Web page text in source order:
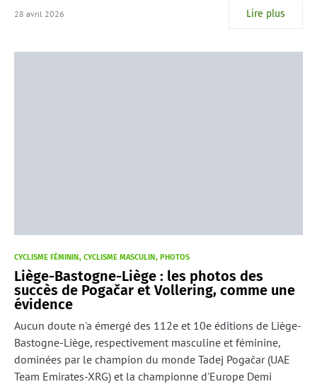
28 avril 2026 Lire plus
CYCLISME FÉMININ CYCLISME MASCULIN PHOTOS
Liège-Bastogne-Liège : les photos des
succès de Pogačar et Vollering, comme une
évidence
Aucun doute n'a émergé des 112e et 10e éditions de Liège-
Bastogne-Liège, respectivement masculine et féminine,
dominées par le champion du monde Tadej Pogačar (UAE
Team Emirates-XRG) et la championne d'Europe Demi